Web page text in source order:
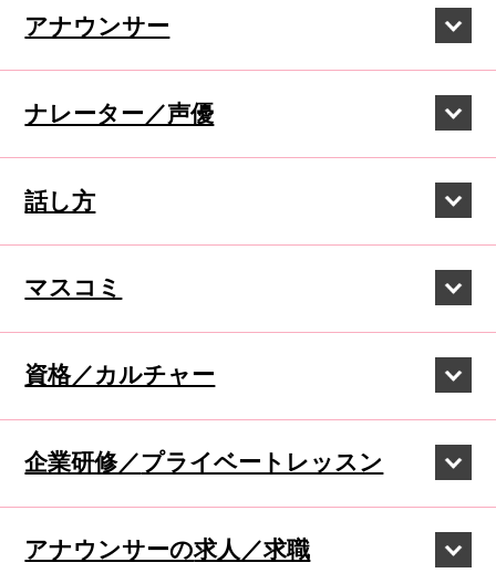
アナウンサー
ナレーター／声優
話し方
マスコミ
資格／カルチャー
企業研修／プライベートレッスン
アナウンサーの求人／求職